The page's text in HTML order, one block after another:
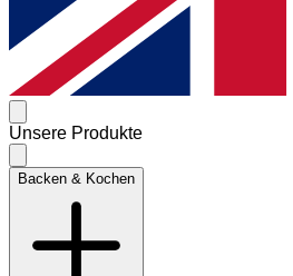
Unsere Produkte
Backen & Kochen